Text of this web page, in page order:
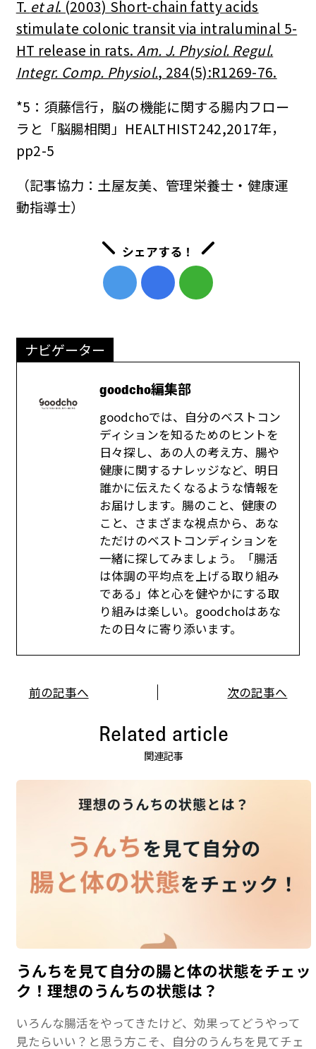
T. et al. (2003) Short-chain fatty acids
stimulate colonic transit via intraluminal 5-
HT release in rats. Am. J. Physiol. Regul.
Integr. Comp. Physiol., 284(5):R1269-76.
*5：須藤信行，脳の機能に関する腸内フロー
ラと「脳腸相関」HEALTHIST242,2017年，
pp2-5
（記事協力：土屋友美、管理栄養士・健康運
動指導士）
シェアする！
ナビゲーター
goodcho編集部
goodchoでは、自分のベストコン
ディションを知るためのヒントを
日々探し、あの人の考え方、腸や
健康に関するナレッジなど、明日
誰かに伝えたくなるような情報を
お届けします。腸のこと、健康の
こと、さまざまな視点から、あな
ただけのベストコンディションを
一緒に探してみましょう。「腸活
は体調の平均点を上げる取り組み
である」体と心を健やかにする取
り組みは楽しい。goodchoはあな
たの日々に寄り添います。
前の記事へ 次の記事へ
Related article
関連記事
うんちを見て自分の腸と体の状態をチェッ
ク！理想のうんちの状態は？
いろんな腸活をやってきたけど、効果ってどうやって
見たらいい？と思う方こそ、自分のうんちを見てチェ